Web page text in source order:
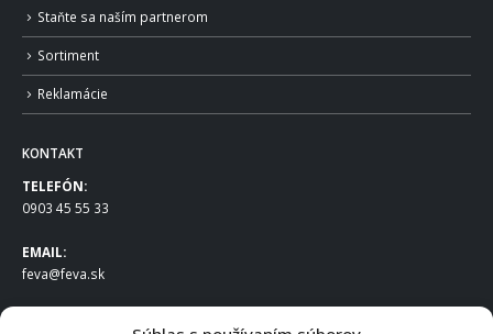
Staňte sa naším partnerom
Sortiment
Reklamácie
KONTAKT
TELEFÓN:
0903 45 55 33
EMAIL:
feva@feva.sk